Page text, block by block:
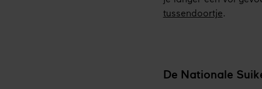
tussendoortje.
De Nationale